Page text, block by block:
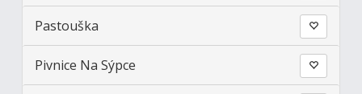
Pastouška
Pivnice Na Sýpce